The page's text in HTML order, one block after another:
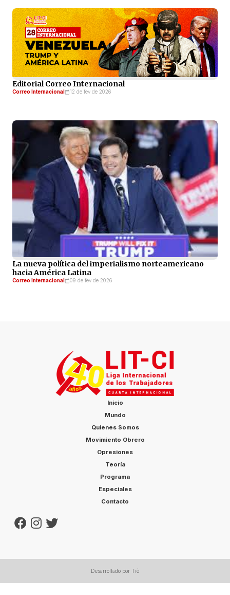
Editorial Correo Internacional
Correo Internacional 12 de fev de 2026
La nueva política del imperialismo norteamericano
hacia América Latina
Correo Internacional 09 de fev de 2026
Inicio
Mundo
Quienes Somos
Movimiento Obrero
Opresiones
Teoría
Programa
Especiales
Contacto
Desarrollado por Tiê